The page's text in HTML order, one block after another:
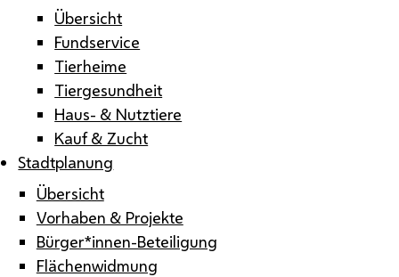
Übersicht
Fundservice
Tierheime
Tiergesundheit
Haus- & Nutztiere
Kauf & Zucht
Stadtplanung
Übersicht
Vorhaben & Projekte
Bürger*innen-Beteiligung
Flächenwidmung